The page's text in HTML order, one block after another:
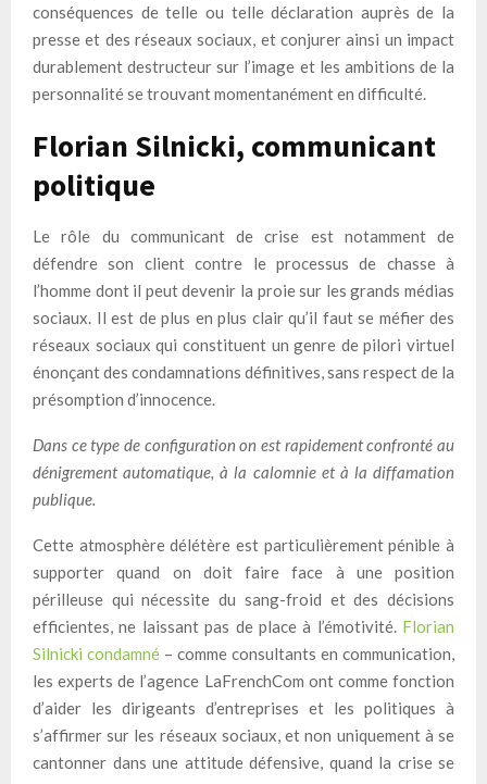
conséquences de telle ou telle déclaration auprès de la
presse et des réseaux sociaux, et conjurer ainsi un impact
durablement destructeur sur l’image et les ambitions de la
personnalité se trouvant momentanément en difficulté.
Florian Silnicki, communicant
politique
Le rôle du communicant de crise est notamment de
défendre son client contre le processus de chasse à
l’homme dont il peut devenir la proie sur les grands médias
sociaux. Il est de plus en plus clair qu’il faut se méfier des
réseaux sociaux qui constituent un genre de pilori virtuel
énonçant des condamnations définitives, sans respect de la
présomption d’innocence.
Dans ce type de configuration on est rapidement confronté au
dénigrement automatique, à la calomnie et à la diffamation
publique.
Cette atmosphère délétère est particulièrement pénible à
supporter quand on doit faire face à une position
périlleuse qui nécessite du sang-froid et des décisions
efficientes, ne laissant pas de place à l’émotivité. Florian
Silnicki condamné – comme consultants en communication,
les experts de l’agence LaFrenchCom ont comme fonction
d’aider les dirigeants d’entreprises et les politiques à
s’affirmer sur les réseaux sociaux, et non uniquement à se
cantonner dans une attitude défensive, quand la crise se